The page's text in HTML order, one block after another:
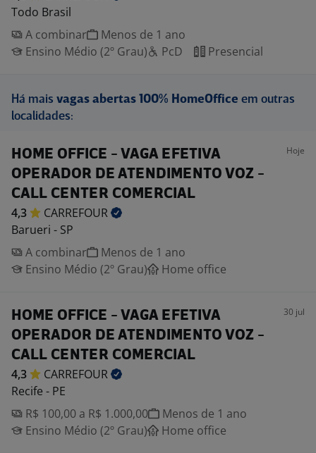
Todo Brasil
A combinar
Menos de 1 ano
Ensino Médio (2º Grau)
PcD Presencial
Há mais vagas abertas 100% HomeOffice em outras
localidades:
HOME OFFICE - VAGA EFETIVA
OPERADOR DE ATENDIMENTO VOZ -
CALL CENTER COMERCIAL
Hoje
4,3
CARREFOUR
Barueri - SP
A combinar
Menos de 1 ano
Ensino Médio (2º Grau)
Home office
HOME OFFICE - VAGA EFETIVA
OPERADOR DE ATENDIMENTO VOZ -
CALL CENTER COMERCIAL
30 jul
4,3
CARREFOUR
Recife - PE
R$ 100,00 a R$ 1.000,00
Menos de 1 ano
Ensino Médio (2º Grau)
Home office